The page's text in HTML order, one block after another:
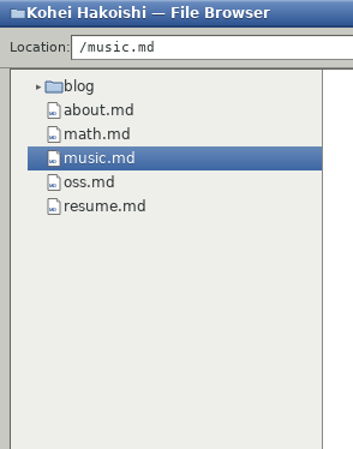
Kohei Hakoishi — File Browser
Location: /music.md
blog
about.md
math.md
music.md
oss.md
resume.md